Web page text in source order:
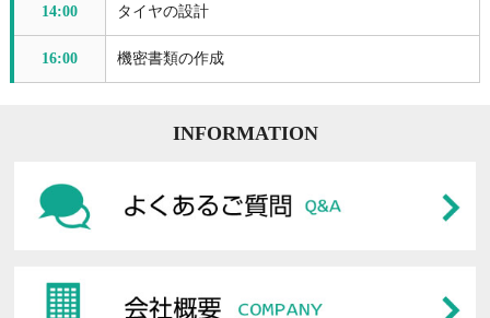
14:00 タイヤの設計
16:00 機密書類の作成
INFORMATION